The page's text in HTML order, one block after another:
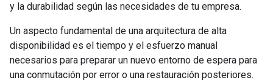
y la durabilidad según las necesidades de tu empresa.
Un aspecto fundamental de una arquitectura de alta
disponibilidad es el tiempo y el esfuerzo manual
necesarios para preparar un nuevo entorno de espera para
una conmutación por error o una restauración posteriores.